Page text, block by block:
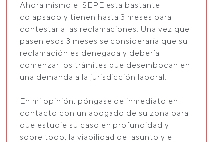
Ahora mismo el SEPE esta bastante
colapsado y tienen hasta 3 meses para
contestar a las reclamaciones. Una vez que
pasen esos 3 meses se consideraría que su
reclamación es denegada y debería
comenzar los trámites que desembocan en
una demanda a la jurisdicción laboral.
En mi opinión, póngase de inmediato en
contacto con un abogado de su zona para
que estudie su caso en profundidad y
sobre todo, la viabilidad del asunto y el